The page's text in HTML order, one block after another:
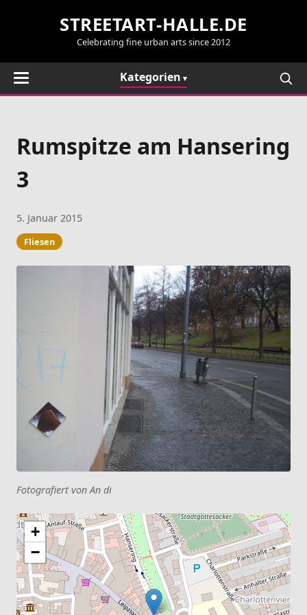
STREETART-HALLE.DE
Celebrating fine urban arts since 2012
Kategorien
Rumspitze am Hansering
3
5. Januar 2015
Fliesen
Fotografiert von An di
+
−